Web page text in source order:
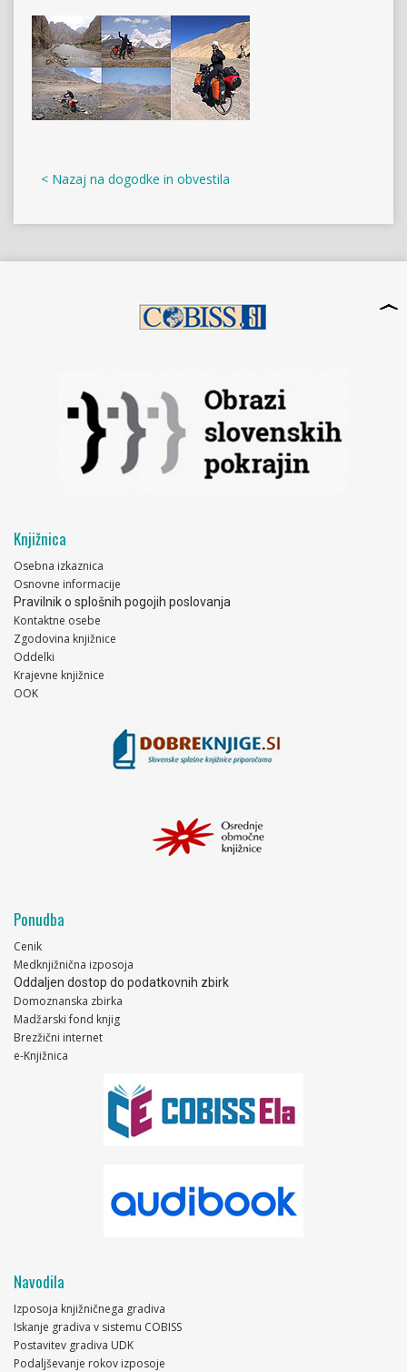
< Nazaj na dogodke in obvestila
Knjižnica
Osebna izkaznica
Osnovne informacije
Pravilnik o splošnih pogojih poslovanja
Kontaktne osebe
Zgodovina knjižnice
Oddelki
Krajevne knjižnice
OOK
Ponudba
Cenik
Medknjižnična izposoja
Oddaljen dostop do podatkovnih zbirk
Domoznanska zbirka
Madžarski fond knjig
Brezžični internet
e-Knjižnica
Navodila
Izposoja knjižničnega gradiva
Iskanje gradiva v sistemu COBISS
Postavitev gradiva UDK
Podaljševanje rokov izposoje